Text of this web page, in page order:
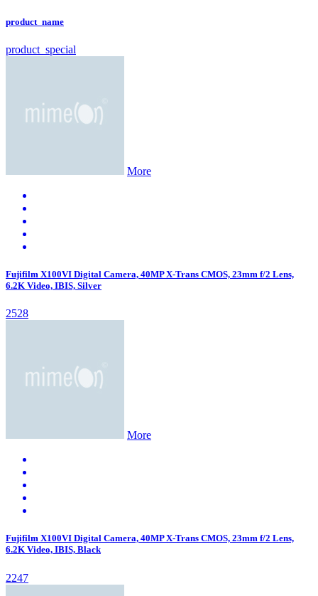
product_name
product_special
More
Fujifilm X100VI Digital Camera, 40MP X-Trans CMOS, 23mm f/2 Lens,
6.2K Video, IBIS, Silver
2528
More
Fujifilm X100VI Digital Camera, 40MP X-Trans CMOS, 23mm f/2 Lens,
6.2K Video, IBIS, Black
2247